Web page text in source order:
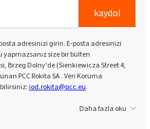
kaydol
adresinizi girin. E-posta adresinizi
yapmazsanız size bir bülten
Brzeg Dolny'de (Sienkiewicza Street 4,
PCC Rokita SA . Veri Koruma
iod.rokita@pcc.eu.
Daha fazla oku